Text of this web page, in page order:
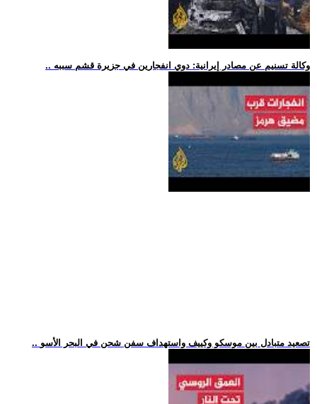
.. وكالة تسنيم عن مصادر إيرانية: دوي انفجارين في جزيرة قشم سببه
.. تصعيد متبادل بين موسكو وكييف واستهداف سفن شحن في البحر الأسو